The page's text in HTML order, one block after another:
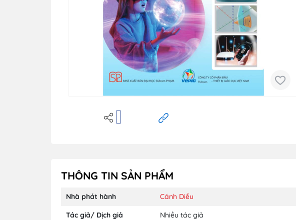
THÔNG TIN SẢN PHẨM
Nhà phát hành Cánh Diều
Tác giả/ Dịch giả Nhiều tác giả